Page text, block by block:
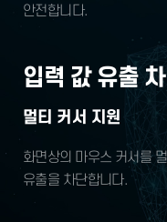
안전합니다.
입력 값 유출
멀티 커서 지원
화면상의 마우스 커서를
유출을 차단합니다.